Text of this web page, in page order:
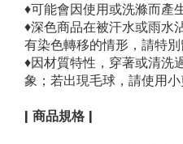
♦可能會因使用或洗滌而產
♦深色商品在被汗水或雨水
有染色轉移的情形，請特別
♦因材質特性，穿著或清洗
象；若出現毛球，請使用小
| 商品規格 |